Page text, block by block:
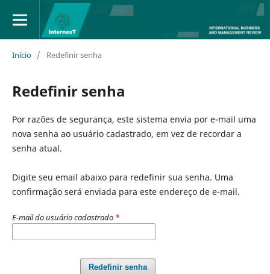
Início / Redefinir senha
Redefinir senha
Por razões de segurança, este sistema envia por e-mail uma
nova senha ao usuário cadastrado, em vez de recordar a
senha atual.
Digite seu email abaixo para redefinir sua senha. Uma
confirmação será enviada para este endereço de e-mail.
E-mail do usuário cadastrado *
Redefinir senha